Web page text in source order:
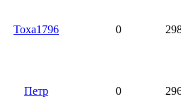
Тоха1796 0
Петр 0